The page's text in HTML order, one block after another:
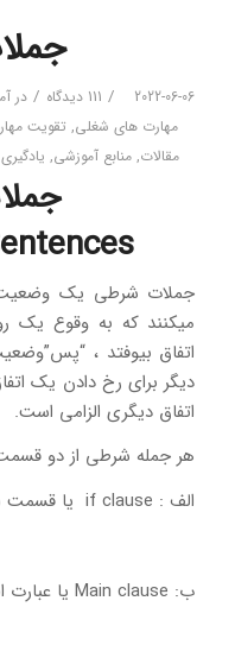
2022-06-06
/ 111 دیدگاه / در
مهارت های شغلی, تقویت
مقالات, منابع آموزشی,
جملات شرطی یک
میکنند که به وقوع یک
اتفاق بیوفتد ،
دیگر برای رخ دادن یک
اتفاق دیگری الزامی است.
هر جمله شرطی از دو
الف : if clause یا قسمت شرط که با if شروع میشود ; مانند :
ب: Main clause یا عبارت اصلی یا نتیجه شرط ; مانند :